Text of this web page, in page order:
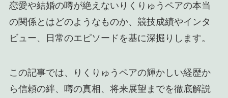
恋愛や結婚の噂が絶えないりくりゅうペアの本当
の関係とはどのようなものか、競技成績やインタ
ビュー、日常のエピソードを基に深掘りします。
この記事では、りくりゅうペアの輝かしい経歴か
ら信頼の絆、噂の真相、将来展望までを徹底解説